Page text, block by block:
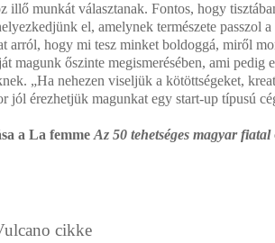
illő munkát választanak. Fontos, hogy
el, amelynek természete passzol
arról, hogy mi tesz minket boldoggá, miről
magunk őszinte megismerésében, ami pedig
„Ha nehezen viseljük a kötöttségeket,
jól érezhetjük magunkat egy start-up típusú
a La femme Az 50 tehetséges magyar fiatal
cikke